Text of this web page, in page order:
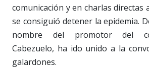
comunicación y en charlas directas
se consiguió detener la epidemia.
nombre del promotor del
Cabezuelo, ha ido unido a la
galardones.